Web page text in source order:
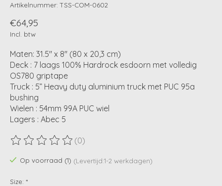
Artikelnummer: TSS-COM-0602
€64,95
Incl. btw
Maten: 31.5" x 8" (80 x 20,3 cm)
Deck : 7 laags 100% Hardrock esdoorn met volledig
OS780 griptape
Truck : 5” Heavy duty aluminium truck met PUC 95a
bushing
Wielen : 54mm 99A PUC wiel
Lagers : Abec 5
De beoordeling van dit product is
(0)
Op voorraad (1) (Levertijd:1-2 werkdagen)
Size: *